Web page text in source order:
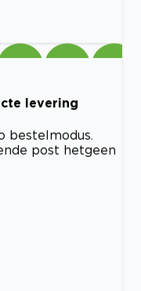
levering
bestelmodus.
post hetgeen